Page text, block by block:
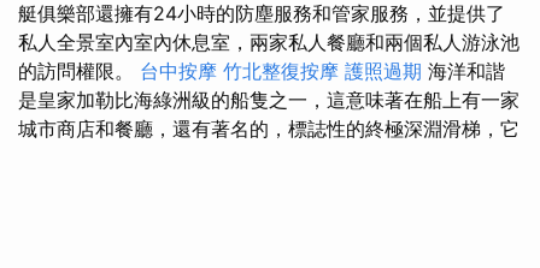
艇俱樂部還擁有24小時的防塵服務和管家服務，並提供了
私人全景室內室內休息室，兩家私人餐廳和兩個私人游泳池
的訪問權限。 台中按摩 竹北整復按摩 護照過期 海洋和諧
是皇家加勒比海綠洲級的船隻之一，這意味著在船上有一家
城市商店和餐廳，還有著名的，標誌性的終極深淵滑梯，它